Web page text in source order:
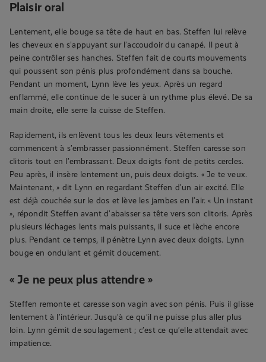
Plaisir oral
Lentement, elle bouge sa tête de haut en bas. Steffen lui relève
les cheveux en s’appuyant sur l’accoudoir du canapé. Il peut à
peine contrôler ses hanches. Steffen fait de courts mouvements
qui poussent son pénis plus profondément dans sa bouche.
Pendant un moment, Lynn lève les yeux. Après un regard
enflammé, elle continue de le sucer à un rythme plus élevé. De sa
main droite, elle serre la cuisse de Steffen.
Rapidement, ils enlèvent tous les deux leurs vêtements et
commencent à s’embrasser passionnément. Steffen caresse son
clitoris tout en l’embrassant. Deux doigts font de petits cercles.
Peu après, il insère lentement un, puis deux doigts. « Je te veux.
Maintenant, » dit Lynn en regardant Steffen d’un air excité. Elle
est déjà couchée sur le dos et lève les jambes en l’air. « Un instant
», répondit Steffen avant d’abaisser sa tête vers son clitoris. Après
plusieurs léchages lents mais puissants, il suce et lèche encore
plus. Pendant ce temps, il pénètre Lynn avec deux doigts. Lynn
bouge en ondulant et gémit doucement.
« Je ne peux plus attendre »
Steffen remonte et caresse son vagin avec son pénis. Puis il glisse
lentement à l’intérieur. Jusqu’à ce qu’il ne puisse plus aller plus
loin. Lynn gémit de soulagement ; c’est ce qu’elle attendait avec
impatience.